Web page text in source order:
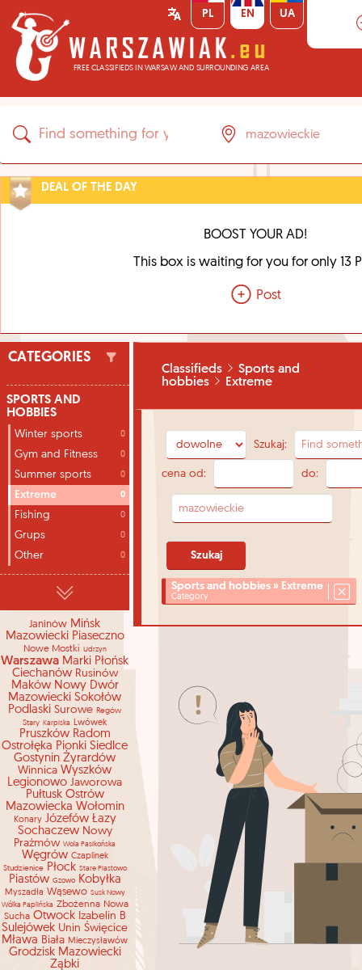
FREE CLASSIFIEDS IN WARSAW AND SURROUNDING AREA
PL EN UA
DEAL OF THE DAY
BOOST YOUR AD!
This box is waiting for you for only 13
Post
CATEGORIES
SPORTS AND
HOBBIES
Winter sports 0
Gym and Fitness 0
Summer sports 0
Extreme 0
Fishing 0
Grups 0
Other 0
Janinów Mińsk
Mazowiecki Piaseczno
Nowe Mostki Udrzyn
Warszawa Marki Płońsk
Ciechanów Rusinów
Maków Nowy Dwór
Mazowiecki Sokołów
Podlaski Surowe Regów
Stary Karpiska Lwówek
Pruszków Radom
Ostrołęka Pionki Siedlce
Gostynin Żyrardów
Winnica Wyszków
Legionowo Jaworowa
Pułtusk Ostrów
Mazowiecka Wołomin
Konary Józefów Łazy
Sochaczew Nowy
Prażmów Wola Pasikońska
Węgrów Czaplinek
Studzienice Płock Stare Piastowo
Piastów Gzowo Kobyłka
Myszadła Wąsewo Susk Nowy
Wólka Paplińska Zbożenna Nowa
Sucha Otwock Izabelin B
Sulejówek Unin Święcice
Mława Biała Mieczysławów
Grodzisk Mazowiecki
Ząbki
Classifieds
Sports and
hobbies
Extreme
Szukaj:
cena od: do:
Sports and hobbies » Extreme
Category